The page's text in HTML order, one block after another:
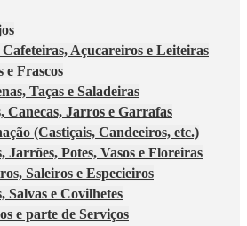
Cafeteiras, Açucareiros e Leiteiras
e Frascos
Taças e Saladeiras
Canecas, Jarros e Garrafas
(Castiçais, Candeeiros, etc.)
Jarrões, Potes, Vasos e Floreiras
Saleiros e Especieiros
Salvas e Covilhetes
e parte de Serviços